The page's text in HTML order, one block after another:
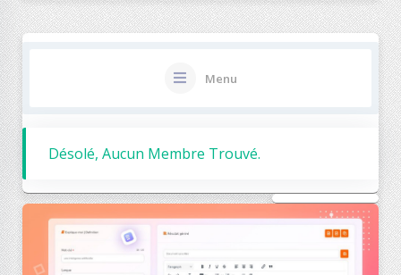
Menu
Désolé, Aucun Membre Trouvé.